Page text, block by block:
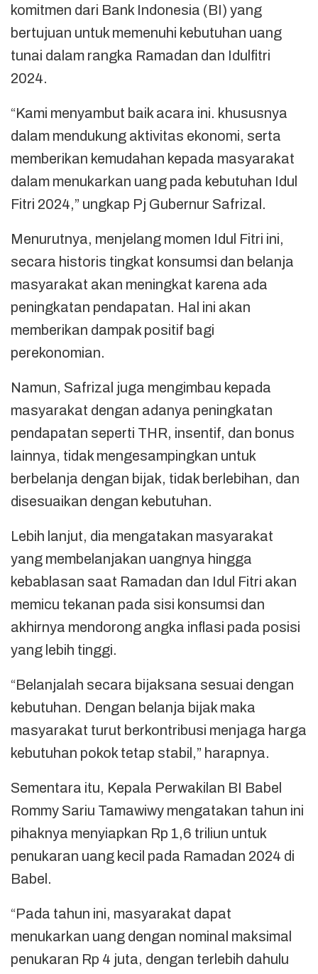
komitmen dari Bank Indonesia (BI) yang
bertujuan untuk memenuhi kebutuhan uang
tunai dalam rangka Ramadan dan Idulfitri
2024.
“Kami menyambut baik acara ini. khususnya
dalam mendukung aktivitas ekonomi, serta
memberikan kemudahan kepada masyarakat
dalam menukarkan uang pada kebutuhan Idul
Fitri 2024,” ungkap Pj Gubernur Safrizal.
Menurutnya, menjelang momen Idul Fitri ini,
secara historis tingkat konsumsi dan belanja
masyarakat akan meningkat karena ada
peningkatan pendapatan. Hal ini akan
memberikan dampak positif bagi
perekonomian.
Namun, Safrizal juga mengimbau kepada
masyarakat dengan adanya peningkatan
pendapatan seperti THR, insentif, dan bonus
lainnya, tidak mengesampingkan untuk
berbelanja dengan bijak, tidak berlebihan, dan
disesuaikan dengan kebutuhan.
Lebih lanjut, dia mengatakan masyarakat
yang membelanjakan uangnya hingga
kebablasan saat Ramadan dan Idul Fitri akan
memicu tekanan pada sisi konsumsi dan
akhirnya mendorong angka inflasi pada posisi
yang lebih tinggi.
“Belanjalah secara bijaksana sesuai dengan
kebutuhan. Dengan belanja bijak maka
masyarakat turut berkontribusi menjaga harga
kebutuhan pokok tetap stabil,” harapnya.
Sementara itu, Kepala Perwakilan BI Babel
Rommy Sariu Tamawiwy mengatakan tahun ini
pihaknya menyiapkan Rp 1,6 triliun untuk
penukaran uang kecil pada Ramadan 2024 di
Babel.
“Pada tahun ini, masyarakat dapat
menukarkan uang dengan nominal maksimal
penukaran Rp 4 juta, dengan terlebih dahulu